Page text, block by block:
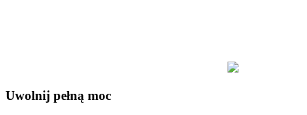
Uwolnij pełną moc